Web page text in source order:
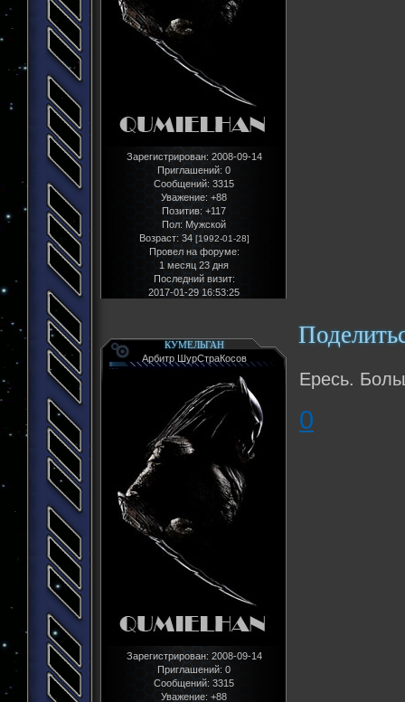
Зарегистрирован: 2008-09-14
Приглашений: 0
Сообщений: 3315
Уважение: +88
Позитив: +117
Пол: Мужской
Возраст: 34 [1992-01-28]
Провел на форуме:
1 месяц 23 дня
Последний визит:
2017-01-29 16:53:25
КУМЕЛЬГАН
Арбитр ШурСтраКосов
Зарегистрирован: 2008-09-14
Приглашений: 0
Сообщений: 3315
Уважение: +88
Ересь.
0